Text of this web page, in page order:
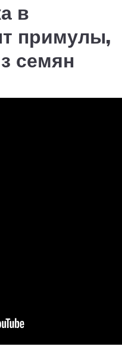
в
примулы,
семян